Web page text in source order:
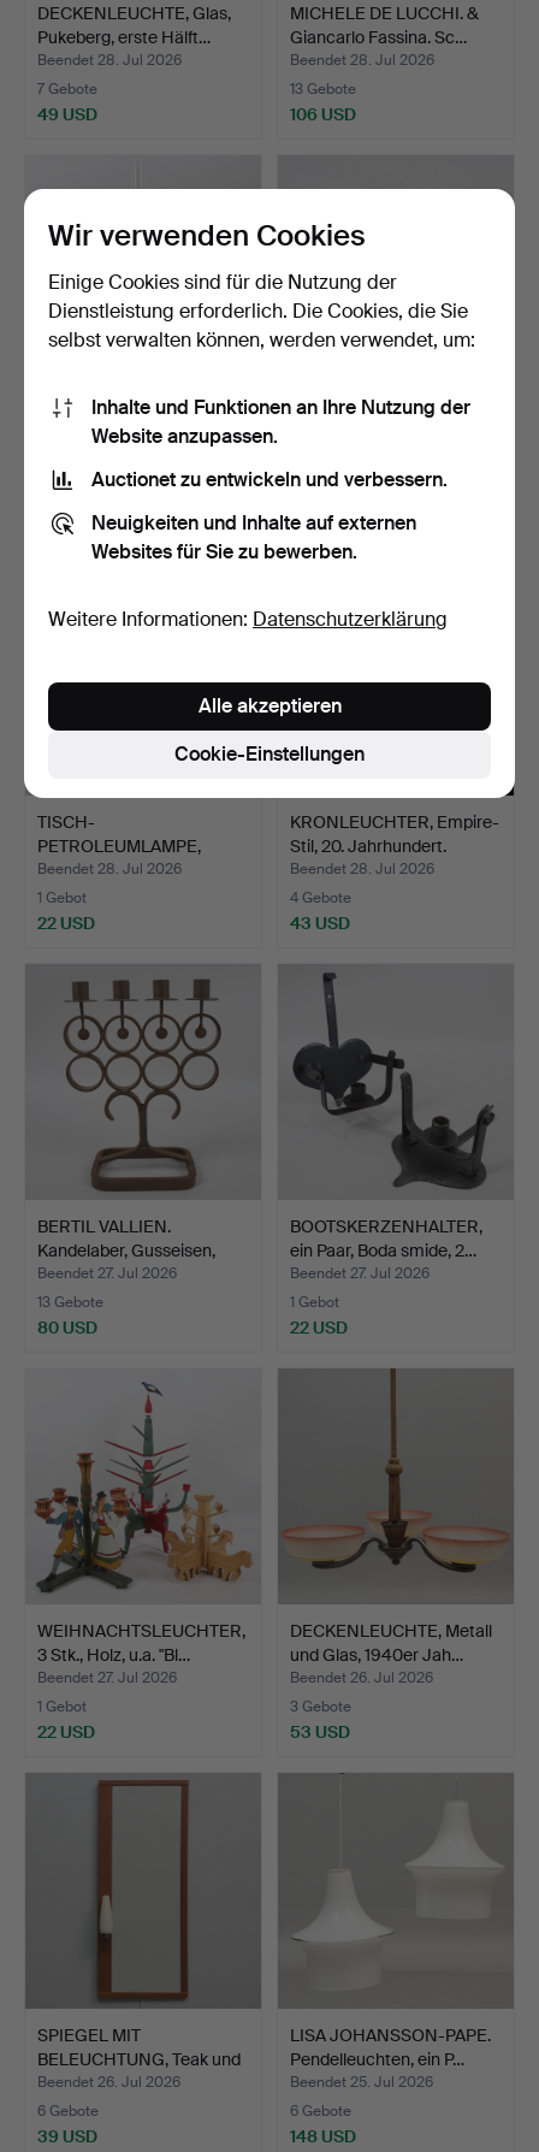
DECKENLEUCHTE, Glas,
Pukeberg, erste Hälft…
Beendet 28. Jul 2026
7 Gebote
49 USD
MICHELE DE LUCCHI. &
Giancarlo Fassina. Sc…
Beendet 28. Jul 2026
13 Gebote
106 USD
TISCH-
PETROLEUMLAMPE,
bronzierte Metall un…
1 Gebot
22 USD
PIANOKERZENHALTER,
22 USD
TISCH-
PETROLEUMLAMPE,
bronzierter Metall u…
Beendet 28. Jul 2026
1 Gebot
22 USD
KRONLEUCHTER, Empire-
Stil, 20. Jahrhundert.
Beendet 28. Jul 2026
4 Gebote
43 USD
BERTIL VALLIEN.
Kandelaber, Gusseisen,
Bod…
Beendet 27. Jul 2026
13 Gebote
80 USD
BOOTSKERZENHALTER,
ein Paar, Boda smide, 2…
Beendet 27. Jul 2026
1 Gebot
22 USD
WEIHNACHTSLEUCHTER,
3 Stk., Holz, u.a. "Bl…
Beendet 27. Jul 2026
1 Gebot
22 USD
DECKENLEUCHTE, Metall
und Glas, 1940er Jah…
Beendet 26. Jul 2026
3 Gebote
53 USD
SPIEGEL MIT
BELEUCHTUNG, Teak und
Glas, Nr…
Beendet 26. Jul 2026
6 Gebote
39 USD
LISA JOHANSSON-PAPE.
Pendelleuchten, ein P…
Beendet 25. Jul 2026
6 Gebote
148 USD
Wir verwenden Cookies
Einige Cookies sind für die Nutzung der
Dienstleistung erforderlich. Die Cookies, die Sie
selbst verwalten können, werden verwendet, um:
Inhalte und Funktionen an Ihre Nutzung der
Website anzupassen.
Auctionet zu entwickeln und verbessern.
Neuigkeiten und Inhalte auf externen
Websites für Sie zu bewerben.
Weitere Informationen: Datenschutzerklärung
Cookie-Einstellungen
Alle akzeptieren